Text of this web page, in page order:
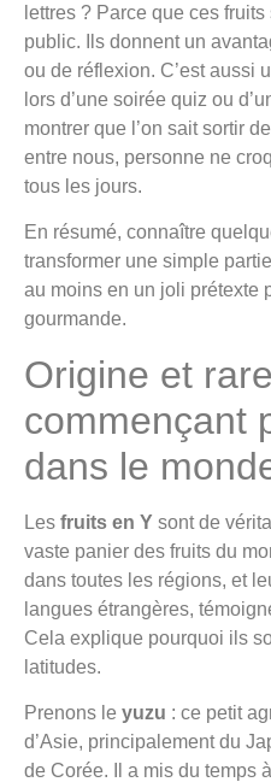
lettres ? Parce que ces
public. Ils donnent un
ou de réflexion. C’est aussi
lors d’une soirée quiz ou
montrer que l’on sait sortir
entre nous, personne ne
tous les jours.
En résumé, connaître
transformer une simple
au moins en un joli prétexte
gourmande.
Origine et
commençant
dans le
Les fruits en Y sont de
vaste panier des fruits du
dans toutes les régions, et
langues étrangères,
Cela explique pourquoi ils
latitudes.
Prenons le yuzu : ce petit
d’Asie, principalement du
de Corée. Il a mis du temps